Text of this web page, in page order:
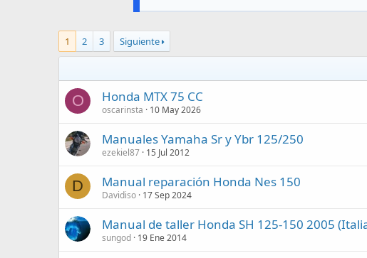
1 2 3 Siguiente
O Honda MTX 75 CC
oscarinsta 10 May 2026
Manuales Yamaha Sr y Ybr 125/250
ezekiel87 15 Jul 2012
D Manual reparación Honda Nes 150
Davidiso 17 Sep 2024
Manual de taller Honda SH 125-150 2005
sungod 19 Ene 2014